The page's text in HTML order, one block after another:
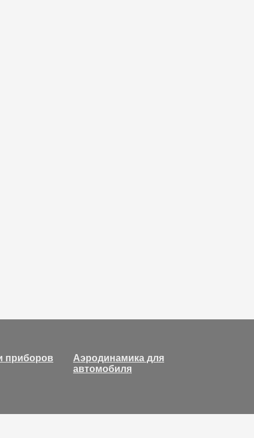
приборов
Аэродинамика для
автомобиля